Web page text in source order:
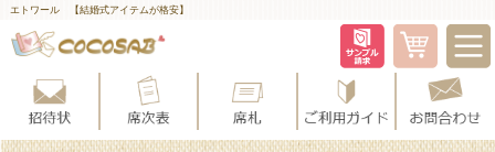
エトワール 【結婚式アイテムが格安】